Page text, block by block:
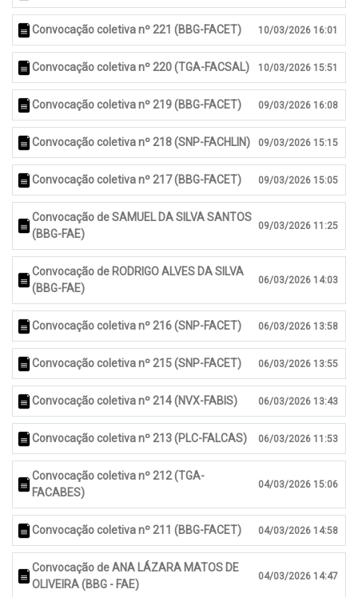
Convocação coletiva nº 221 (BBG-FACET) 10/03/2026 16:01
Convocação coletiva nº 220 (TGA-FACSAL) 10/03/2026 15:51
Convocação coletiva nº 219 (BBG-FACET) 09/03/2026 16:08
Convocação coletiva nº 218 (SNP-FACHLIN) 09/03/2026 15:15
Convocação coletiva nº 217 (BBG-FACET) 09/03/2026 15:05
Convocação de SAMUEL DA SILVA SANTOS
(BBG-FAE)
09/03/2026 11:25
Convocação de RODRIGO ALVES DA SILVA
(BBG-FAE)
06/03/2026 14:03
Convocação coletiva nº 216 (SNP-FACET) 06/03/2026 13:58
Convocação coletiva nº 215 (SNP-FACET) 06/03/2026 13:55
Convocação coletiva nº 214 (NVX-FABIS) 06/03/2026 13:43
Convocação coletiva nº 213 (PLC-FALCAS) 06/03/2026 11:53
Convocação coletiva nº 212 (TGA-
FACABES)
04/03/2026 15:06
Convocação coletiva nº 211 (BBG-FACET) 04/03/2026 14:58
Convocação de ANA LÁZARA MATOS DE
OLIVEIRA (BBG - FAE)
04/03/2026 14:47